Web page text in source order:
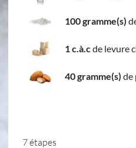
100 gramme(s)
1 c.à.cde levure
40 gramme(s) de
7 étapes